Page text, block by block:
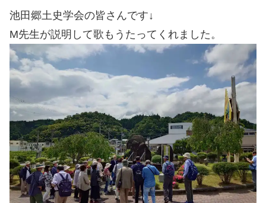
池田郷土史学会の皆さんです↓
M先生が説明して歌もうたってくれました。